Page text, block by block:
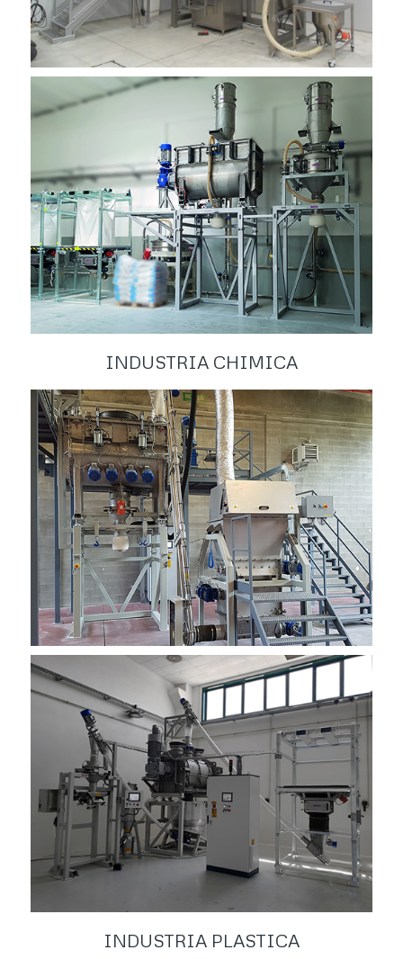
INDUSTRIA CHIMICA
INDUSTRIA PLASTICA